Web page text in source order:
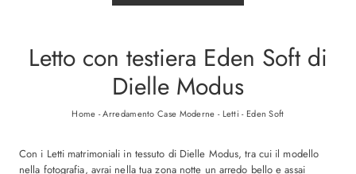
Con i Letti matrimoniali in tessuto di Dielle Modus, tra cui il modello
nella fotografia, avrai nella tua zona notte un arredo bello e assai
Letto con testiera Eden Soft di
Dielle Modus
Home -Arredamento Case Moderne - Letti - Eden Soft